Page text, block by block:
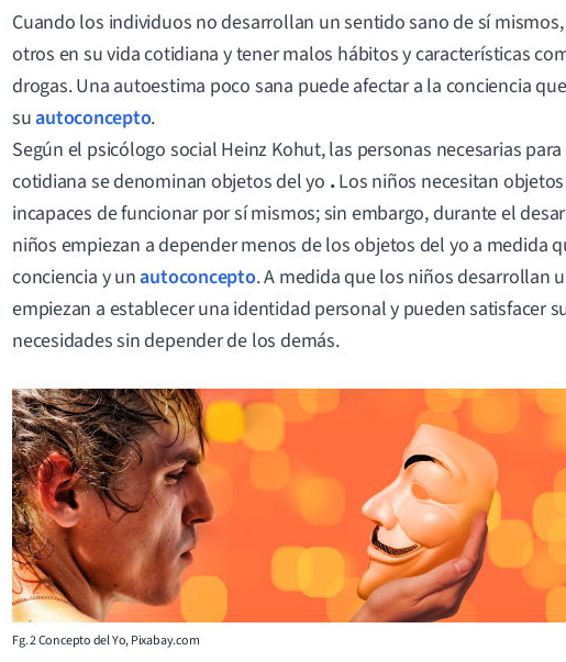
Cuando los individuos no desarrollan un sentido sano de sí
otros en su vida cotidiana y tener malos hábitos y características
drogas. Una autoestima poco sana puede afectar a la conciencia
suautoconcepto.
Según el psicólogo social Heinz Kohut, las personas necesarias
cotidiana se denominan objetos del yo .Los niños necesitan
incapaces de funcionar por sí mismos; sin embargo, durante el
niños empiezan a depender menos de los objetos del yo a medida
conciencia y unautoconcepto. A medida que los niños desarrollan
empiezan a establecer una identidad personal y pueden satisfacer
necesidades sin depender de los demás.
Fg. 2 Concepto del Yo, Pixabay.com